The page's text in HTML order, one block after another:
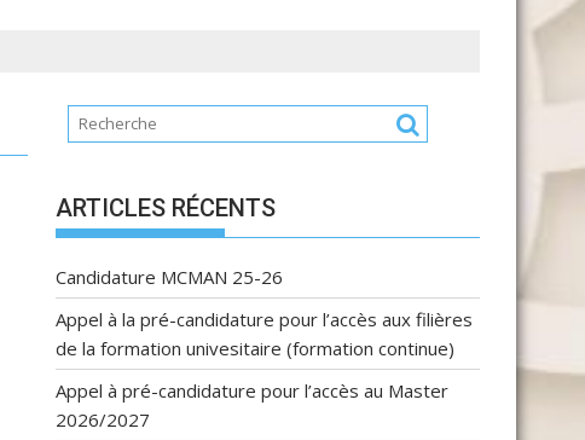
ARTICLES RÉCENTS
Candidature MCMAN 25-26
Appel à la pré-candidature pour l’accès aux filières
de la formation univesitaire (formation continue)
Appel à pré-candidature pour l’accès au Master
2026/2027